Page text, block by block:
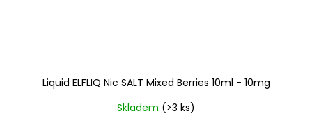
Liquid ELFLIQ Nic SALT Mixed Berries 10ml - 10mg
Skladem (>3 ks)